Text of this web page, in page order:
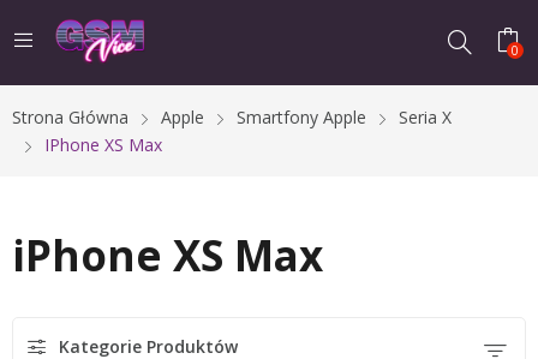
0
Strona Główna Apple Smartfony Apple
Seria X
IPhone XS Max
iPhone XS Max
Kategorie Produktów